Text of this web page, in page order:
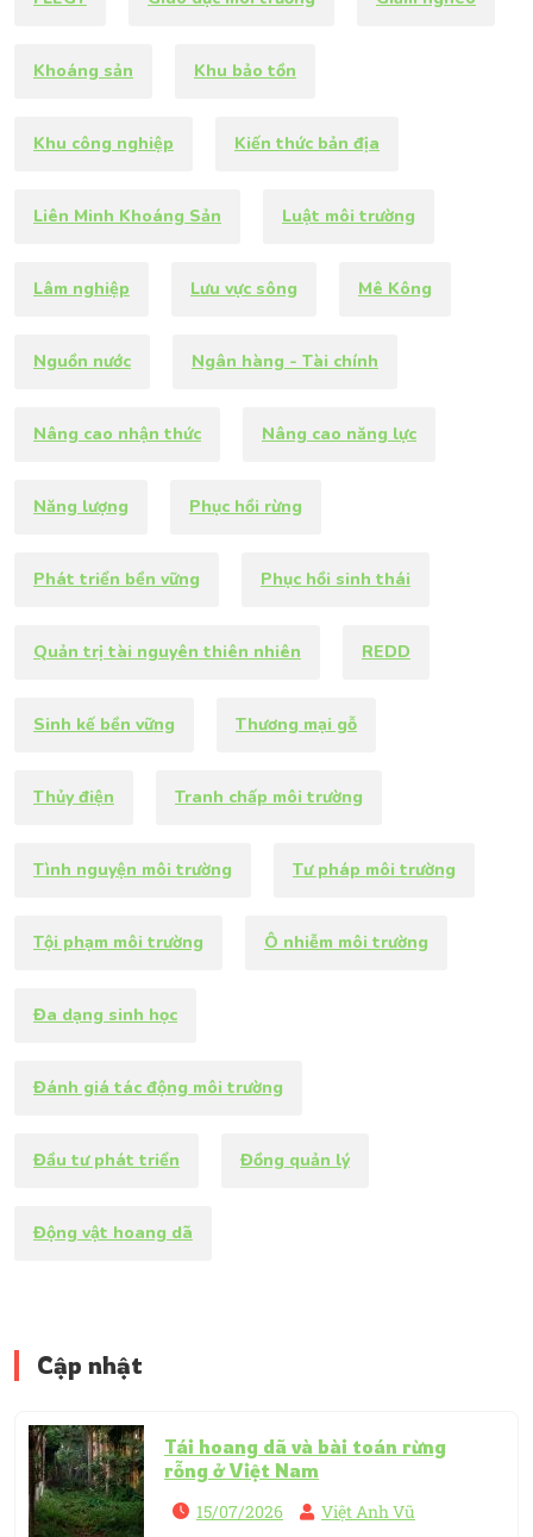
Khoáng sản Khu bảo tồn
Khu công nghiệp Kiến thức bản địa
Liên Minh Khoáng Sản Luật môi trường
Lâm nghiệp Lưu vực sông Mê Kông
Nguồn nước Ngân hàng - Tài chính
Nâng cao nhận thức Nâng cao năng lực
Năng lượng Phục hồi rừng
Phát triển bền vững Phục hồi sinh thái
Quản trị tài nguyên thiên nhiên REDD
Sinh kế bền vững Thương mại gỗ
Thủy điện Tranh chấp môi trường
Tình nguyện môi trường Tư pháp môi trường
Tội phạm môi trường Ô nhiễm môi trường
Đa dạng sinh học
Đánh giá tác động môi trường
Đầu tư phát triển Đồng quản lý
Động vật hoang dã
Cập nhật
Tái hoang dã và bài toán rừng
rỗng ở Việt Nam
15/07/2026 Việt Anh Vũ